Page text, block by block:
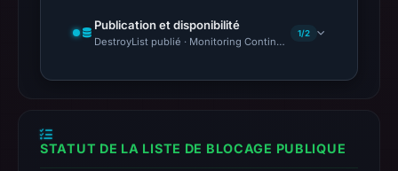
Publication et disponibilité
DestroyList publié · Monitoring Continues
1/2
STATUT DE LA LISTE DE BLOCAGE PUBLIQUE